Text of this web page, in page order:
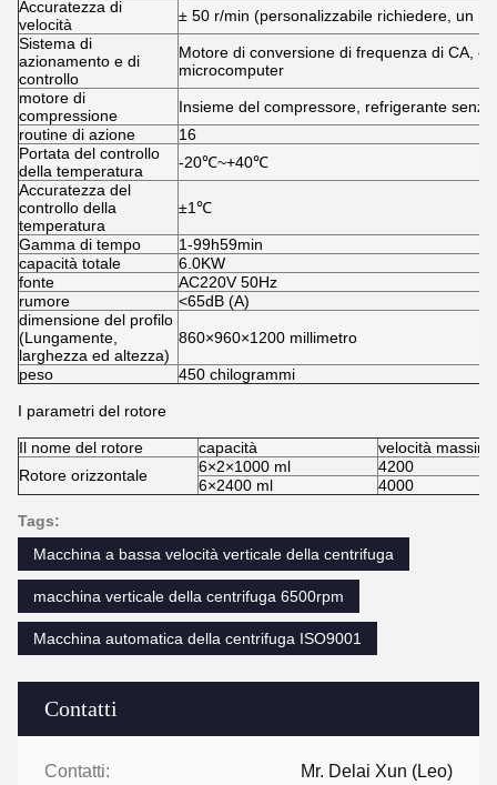
Contatti
Contatti: Mr. Delai Xun (Leo)
Accuratezza di
velocità
± 50 r/min (personalizzabile richiedere, un
Sistema di
azionamento e di
controllo
Motore di conversione di frequenza di CA,
microcomputer
motore di
compressione
Insieme del compressore, refrigerante
routine di azione
16
Portata del controllo
della temperatura
-20℃~+40℃
Accuratezza del
controllo della
temperatura
±1℃
Gamma di tempo
1-99h59min
capacità totale
6.0KW
fonte
AC220V 50Hz
rumore
<65dB (A)
dimensione del profilo
(Lungamente,
larghezza ed altezza)
860×960×1200 millimetro
peso 450 chilogrammi
I parametri del rotore
Il nome del rotore capacità
velocità
Rotore orizzontale
6×2×1000 ml
4200
6×2400 ml
4000
Tags:
Macchina a bassa velocità verticale della centrifuga
macchina verticale della centrifuga 6500rpm
Macchina automatica della centrifuga ISO9001